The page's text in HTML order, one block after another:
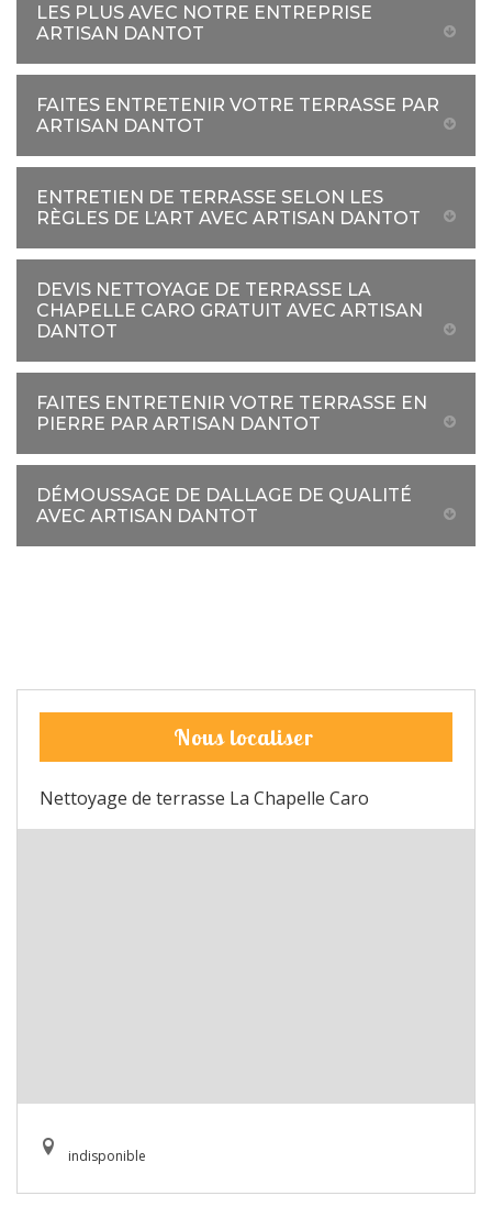
LES PLUS AVEC NOTRE ENTREPRISE
ARTISAN DANTOT
FAITES ENTRETENIR VOTRE TERRASSE PAR
ARTISAN DANTOT
ENTRETIEN DE TERRASSE SELON LES
RÈGLES DE L’ART AVEC ARTISAN DANTOT
DEVIS NETTOYAGE DE TERRASSE LA
CHAPELLE CARO GRATUIT AVEC ARTISAN
DANTOT
FAITES ENTRETENIR VOTRE TERRASSE EN
PIERRE PAR ARTISAN DANTOT
DÉMOUSSAGE DE DALLAGE DE QUALITÉ
AVEC ARTISAN DANTOT
Nous localiser
Nettoyage de terrasse La Chapelle Caro
indisponible